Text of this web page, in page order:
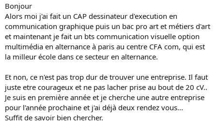
Bonjour
Alors moi j'ai fait un CAP dessinateur d'execution en
communication graphique puis un bac pro art et métiers d'art
et maintenant je fait un bts communication visuelle option
multimédia en alternance à paris au centre CFA com, qui est
la milleur école dans ce secteur en alternance.
Et non, ce n'est pas trop dur de trouver une entreprise. Il faut
juste etre courageux et ne pas lacher prise au bout de 20 cV..
Je suis en première année et je cherche une autre entreprise
pour l'année prochaine et j'ai déjà deux rendez vous...
Suffit de savoir bien chercher.